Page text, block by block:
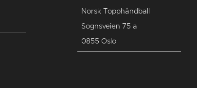
Norsk Topphåndball
Sognsveien 75 a
0855 Oslo